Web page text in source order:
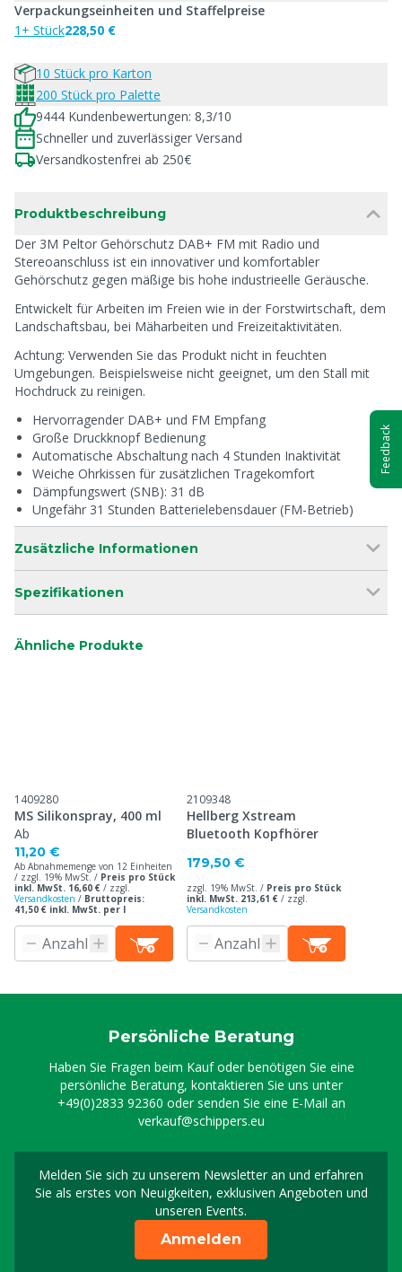
Verpackungseinheiten und Staffelpreise
1+ Stück228,50 €
10 Stück pro Karton
200 Stück pro Palette
9444 Kundenbewertungen: 8,3/10
Schneller und zuverlässiger Versand
Versandkostenfrei ab 250€
Produktbeschreibung
Der 3M Peltor Gehörschutz DAB+ FM mit Radio und
Stereoanschluss ist ein innovativer und komfortabler
Gehörschutz gegen mäßige bis hohe industrieelle Geräusche.
Entwickelt für Arbeiten im Freien wie in der Forstwirtschaft, dem
Landschaftsbau, bei Mäharbeiten und Freizeitaktivitäten.
Achtung: Verwenden Sie das Produkt nicht in feuchten
Umgebungen. Beispielsweise nicht geeignet, um den Stall mit
Hochdruck zu reinigen.
Hervorragender DAB+ und FM Empfang
Große Druckknopf Bedienung
Automatische Abschaltung nach 4 Stunden Inaktivität
Weiche Ohrkissen für zusätzlichen Tragekomfort
Dämpfungswert (SNB): 31 dB
Ungefähr 31 Stunden Batterielebensdauer (FM-Betrieb)
Zusätzliche Informationen
Spezifikationen
Ähnliche Produkte
1409280
MS Silikonspray, 400 ml
Ab
11,20 €
Ab Abnahmemenge von 12 Einheiten
/ zzgl. 19% MwSt. / Preis pro Stück
inkl. MwSt. 16,60 € / zzgl.
Versandkosten / Bruttopreis:
41,50 € inkl. MwSt. per l
2109348
Hellberg Xstream
Bluetooth Kopfhörer
179,50 €
zzgl. 19% MwSt. / Preis pro Stück
inkl. MwSt. 213,61 € / zzgl.
Versandkosten
Persönliche Beratung
Haben Sie Fragen beim Kauf oder benötigen Sie eine
persönliche Beratung, kontaktieren Sie uns unter
+49(0)2833 92360 oder senden Sie eine E-Mail an
verkauf@schippers.eu
Melden Sie sich zu unserem Newsletter an und erfahren
Sie als erstes von Neuigkeiten, exklusiven Angeboten und
unseren Events.
Melden Sie sich für
Anmelden
Feedback